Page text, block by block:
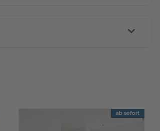
ab sofort